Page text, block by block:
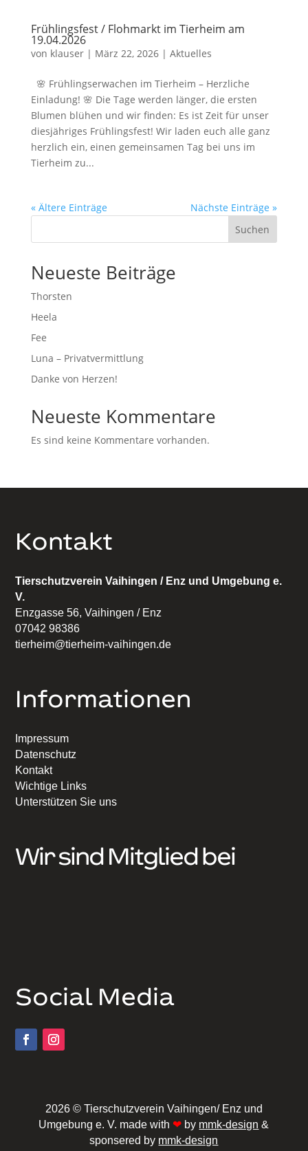
Frühlingsfest / Flohmarkt im Tierheim am
19.04.2026
von klauser| März 22, 2026| Aktuelles
🌸 Frühlingserwachen im Tierheim – Herzliche
Einladung! 🌸 Die Tage werden länger, die ersten
Blumen blühen und wir finden: Es ist Zeit für unser
diesjähriges Frühlingsfest! Wir laden euch alle ganz
herzlich ein, einen gemeinsamen Tag bei uns im
Tierheim zu...
« Ältere Einträge
Nächste Einträge »
Suchen
Neueste Beiträge
Thorsten
Heela
Fee
Luna – Privatvermittlung
Danke von Herzen!
Neueste Kommentare
Es sind keine Kommentare vorhanden.
Kontakt
Tierschutzverein Vaihingen / Enz und Umgebung e.
V.
Enzgasse 56, Vaihingen / Enz
07042 98386
tierheim@tierheim-vaihingen.de
Informationen
Impressum
Datenschutz
Kontakt
Wichtige Links
Unterstützen Sie uns
Wir sind Mitglied bei
Social Media
2026 © Tierschutzverein Vaihingen/ Enz und
Umgebung e. V. made with ❤ by mmk-design &
sponsered by mmk-design